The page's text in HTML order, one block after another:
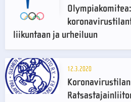
liikuntaan ja urheiluun
12.3.2020